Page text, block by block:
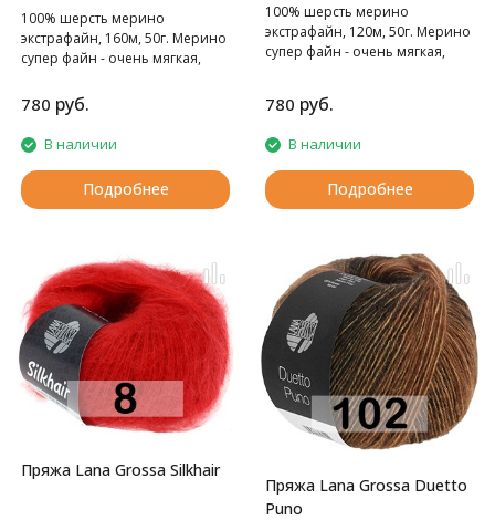
100% шерсть мерино
экстрафайн, 160м, 50г. Мерино
супер файн - очень мягкая,
780 руб.
В наличии
Подробнее
100% шерсть мерино
экстрафайн, 120м, 50г. Мерино
супер файн - очень мягкая,
780 руб.
В наличии
Подробнее
Пряжа Lana Grossa Silkhair
Пряжа Lana Grossa Duetto
Puno